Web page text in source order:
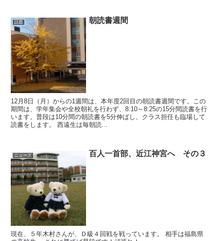
話題 朝読書週間
12月8日（月）からの1週間は、本年度2回目の朝読書週間です。この
期間は、学年集会や全校朝礼を行わず、8:10～8:25の15分間読書を行
います。普段は10分間の朝読書を5分伸ばし、クラス担任も臨場して
読書をします。 西遠生は毎朝読...
ニュース 百人一首部、近江神宮へ その３
現在、５年木村さんが、Ｄ級４回戦を戦っています。 相手は福島県